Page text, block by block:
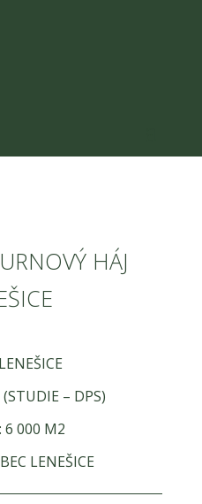
HÁJ
(STUDIE – DPS)
6 000 M2
LENEŠICE